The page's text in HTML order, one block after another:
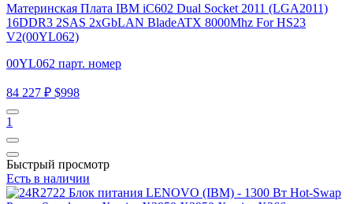
Материнская Плата IBM iC602 Dual Socket 2011 (LGA2011)
16DDR3 2SAS 2xGbLAN BladeATX 8000Mhz For HS23
V2(00YL062)
00YL062 парт. номер
84 227 ₽ $998
1
Быстрый просмотр
Есть в наличии